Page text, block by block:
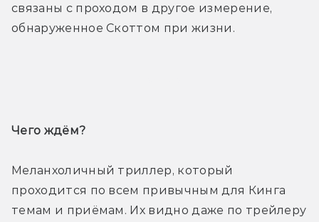
связаны с проходом в другое измерение,
обнаруженное Скоттом при жизни.
Чего ждём?
Меланхоличный триллер, который
проходится по всем привычным для Кинга
темам и приёмам. Их видно даже по трейлеру